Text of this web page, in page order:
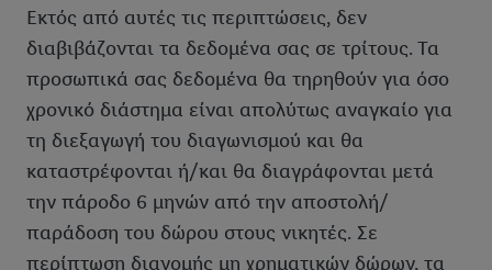
Εκτός από αυτές τις περιπτώσεις, δεν
διαβιβάζονται τα δεδομένα σας σε τρίτους. Τα
προσωπικά σας δεδομένα θα τηρηθούν για όσο
χρονικό διάστημα είναι απολύτως αναγκαίο για
τη διεξαγωγή του διαγωνισμού και θα
καταστρέφονται ή/και θα διαγράφονται μετά
την πάροδο 6 μηνών από την αποστολή/
παράδοση του δώρου στους νικητές. Σε
περίπτωση διανομής μη χρηματικών δώρων, τα